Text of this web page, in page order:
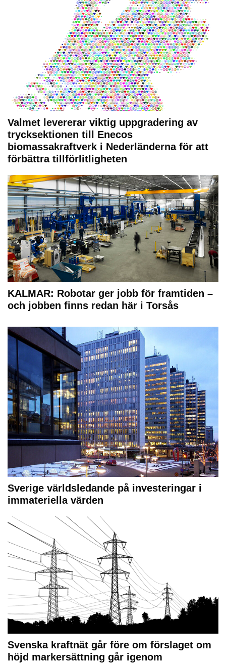
Valmet levererar viktig uppgradering av
trycksektionen till Enecos
biomassakraftverk i Nederländerna för att
förbättra tillförlitligheten
KALMAR: Robotar ger jobb för framtiden –
och jobben finns redan här i Torsås
Sverige världsledande på investeringar i
immateriella värden
Svenska kraftnät går före om förslaget om
höjd markersättning går igenom